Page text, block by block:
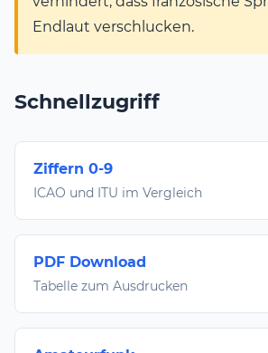
Endlaut verschlucken.
Schnellzugriff
Ziffern 0-9
ICAO und ITU im Vergleich
PDF Download
Tabelle zum Ausdrucken